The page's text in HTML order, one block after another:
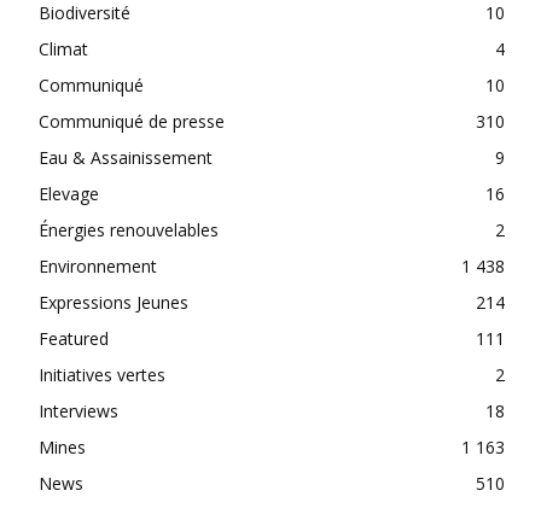
Biodiversité
10
Climat
4
Communiqué
10
Communiqué de presse
310
Eau & Assainissement
9
Elevage
16
Énergies renouvelables
2
Environnement
1 438
Expressions Jeunes
214
Featured
111
Initiatives vertes
2
Interviews
18
Mines
1 163
News
510